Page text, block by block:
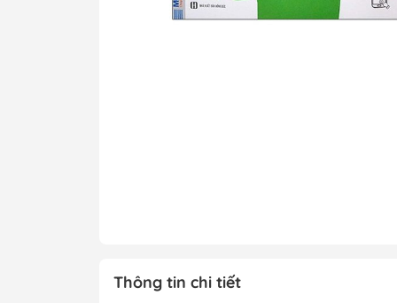
Thông tin chi tiết